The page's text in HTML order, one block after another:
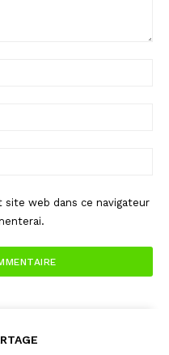
web dans ce navigateur